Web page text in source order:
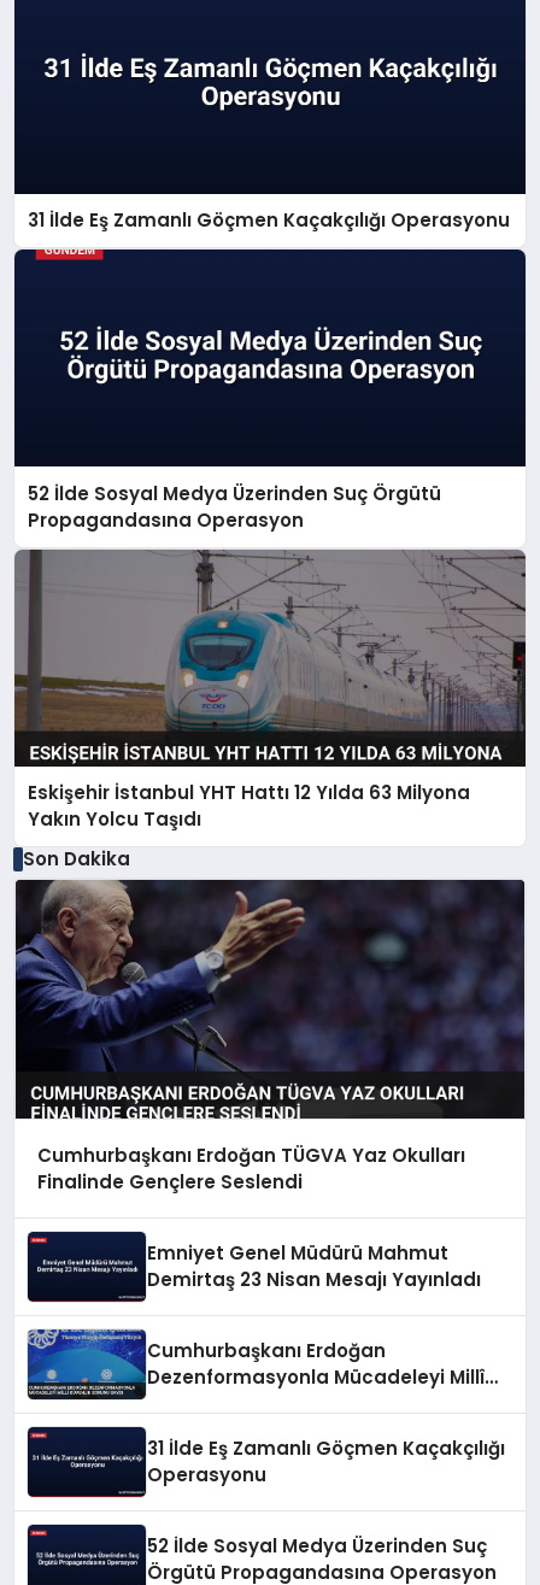
31 İlde Eş Zamanlı Göçmen Kaçakçılığı Operasyonu
52 İlde Sosyal Medya Üzerinden Suç Örgütü
Propagandasına Operasyon
Eskişehir İstanbul YHT Hattı 12 Yılda 63 Milyona
Yakın Yolcu Taşıdı
Son Dakika
Cumhurbaşkanı Erdoğan TÜGVA Yaz Okulları
Finalinde Gençlere Seslendi
Emniyet Genel Müdürü Mahmut
Demirtaş 23 Nisan Mesajı Yayınladı
Cumhurbaşkanı Erdoğan
Dezenformasyonla Mücadeleyi Millî
31 İlde Eş Zamanlı Göçmen Kaçakçılığı
Operasyonu
52 İlde Sosyal Medya Üzerinden Suç
Örgütü Propagandasına Operasyon